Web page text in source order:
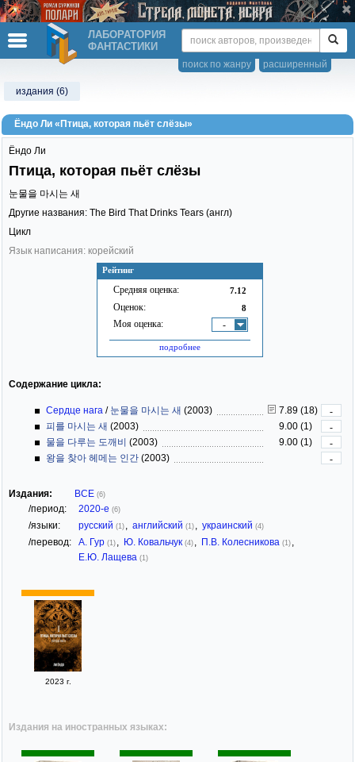
ЛАБОРАТОРИЯ
ФАНТАСТИКИ
расширенный
поиск по жанру
издания (6)
Ёндо Ли «Птица, которая пьёт слёзы»
Рейтинг
Средняя оценка: 7.12
Оценок: 8
Моя оценка: -
подробнее
Ёндо Ли
Птица, которая пьёт слёзы
눈물을 마시는 새
Другие названия: The Bird That Drinks Tears (англ)
Цикл
Язык написания: корейский
Содержание цикла:
Сердце нага / 눈물을 마시는 새 (2003) 7.89 (18)
-
피를 마시는 새 (2003) 9.00 (1)
-
물을 다루는 도깨비 (2003) 9.00 (1)
-
왕을 찾아 헤메는 인간 (2003) -
Издания: ВСЕ (6)
/период: 2020-е (6)
/языки: русский (1) английский (1) украинский (4)
/перевод: А. Гур (1) Ю. Ковальчук (4) П.В. Колесникова (1)
Е.Ю. Лащева (1)
2023 г.
Издания на иностранных языках: